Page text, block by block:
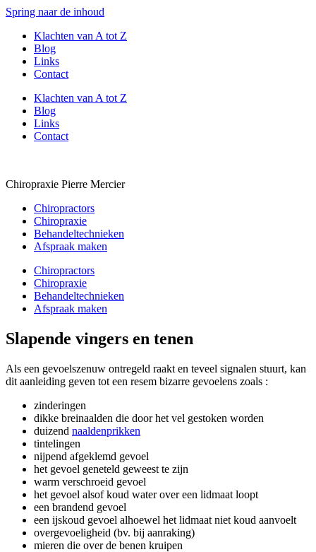
Spring naar de inhoud
Klachten van A tot Z
Blog
Links
Contact
Klachten van A tot Z
Blog
Links
Contact
Chiropraxie Pierre Mercier
Chiropractors
Chiropraxie
Behandeltechnieken
Afspraak maken
Chiropractors
Chiropraxie
Behandeltechnieken
Afspraak maken
Slapende vingers en tenen
Als een gevoelszenuw ontregeld raakt en teveel signalen stuurt, kan
dit aanleiding geven tot een resem bizarre gevoelens zoals :
zinderingen
dikke breinaalden die door het vel gestoken worden
duizend naaldenprikken
tintelingen
nijpend afgeklemd gevoel
het gevoel geneteld geweest te zijn
warm verschroeid gevoel
het gevoel alsof koud water over een lidmaat loopt
een brandend gevoel
een ijskoud gevoel alhoewel het lidmaat niet koud aanvoelt
overgevoeligheid (bv. bij aanraking)
mieren die over de benen kruipen